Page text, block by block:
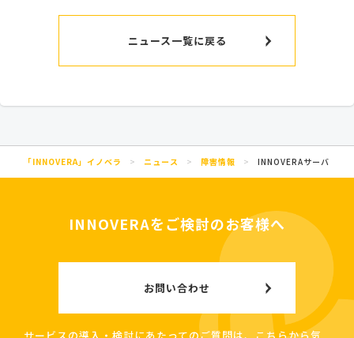
ニュース一覧に戻る
「INNOVERA」イノベラ > ニュース > 障害情報 > INNOVERAサーバ障害
INNOVERAをご検討のお客様へ
お問い合わせ